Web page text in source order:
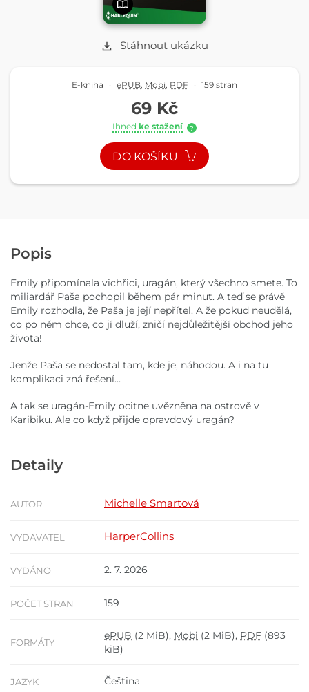
Stáhnout ukázku
E-kniha · ePUB Mobi PDF · 159 stran
69 Kč
Ihned ke stažení ?
DO KOŠÍKU
Popis
Emily připomínala vichřici, uragán, který všechno smete. To
miliardář Paša pochopil během pár minut. A teď se právě
Emily rozhodla, že Paša je její nepřítel. A že pokud neudělá,
co po něm chce, co jí dluží, zničí nejdůležitější obchod jeho
života!
Jenže Paša se nedostal tam, kde je, náhodou. A i na tu
komplikaci zná řešení…
A tak se uragán-Emily ocitne uvězněna na ostrově v
Karibiku. Ale co když přijde opravdový uragán?
Detaily
AUTOR Michelle Smartová
VYDAVATEL HarperCollins
VYDÁNO 2. 7. 2026
POČET STRAN 159
FORMÁTY
ePUB (2 MiB), Mobi (2 MiB), PDF (893
kiB)
JAZYK Čeština